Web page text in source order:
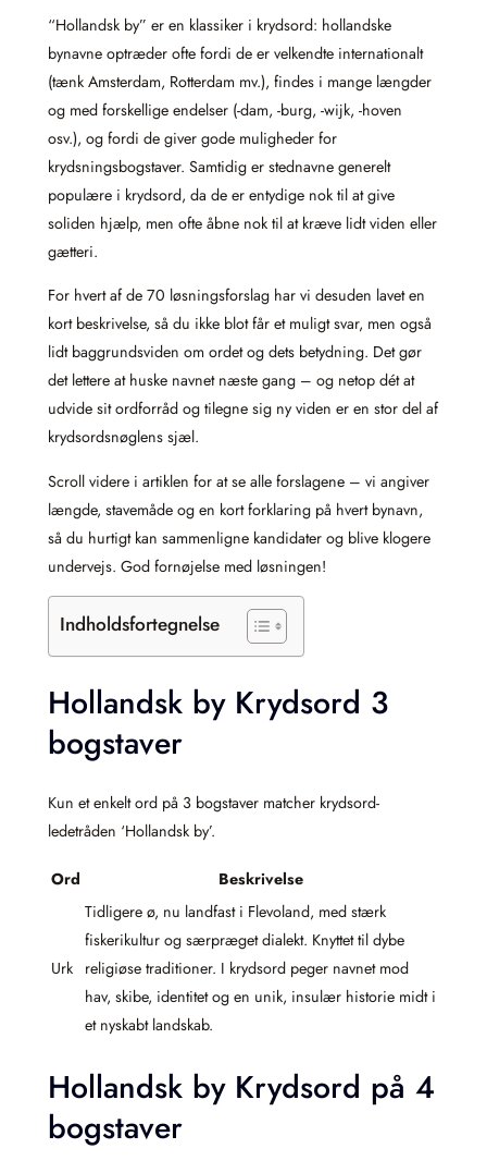
“Hollandsk by” er en klassiker i krydsord: hollandske
bynavne optræder ofte fordi de er velkendte internationalt
(tænk Amsterdam, Rotterdam mv.), findes i mange længder
og med forskellige endelser (-dam, -burg, -wijk, -hoven
osv.), og fordi de giver gode muligheder for
krydsningsbogstaver. Samtidig er stednavne generelt
populære i krydsord, da de er entydige nok til at give
soliden hjælp, men ofte åbne nok til at kræve lidt viden eller
gætteri.
For hvert af de 70 løsningsforslag har vi desuden lavet en
kort beskrivelse, så du ikke blot får et muligt svar, men også
lidt baggrundsviden om ordet og dets betydning. Det gør
det lettere at huske navnet næste gang – og netop dét at
udvide sit ordforråd og tilegne sig ny viden er en stor del af
krydsordsnøglens sjæl.
Scroll videre i artiklen for at se alle forslagene – vi angiver
længde, stavemåde og en kort forklaring på hvert bynavn,
så du hurtigt kan sammenligne kandidater og blive klogere
undervejs. God fornøjelse med løsningen!
Indholdsfortegnelse
Hollandsk by Krydsord 3
bogstaver
Kun et enkelt ord på 3 bogstaver matcher krydsord-
ledetråden ‘Hollandsk by’.
Ord Beskrivelse
Urk
Tidligere ø, nu landfast i Flevoland, med stærk
fiskerikultur og særpræget dialekt. Knyttet til dybe
religiøse traditioner. I krydsord peger navnet mod
hav, skibe, identitet og en unik, insulær historie midt i
et nyskabt landskab.
Hollandsk by Krydsord på 4
bogstaver